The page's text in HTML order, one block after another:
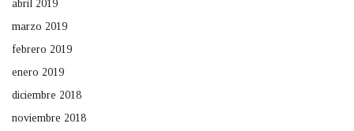
abril 2019
marzo 2019
febrero 2019
enero 2019
diciembre 2018
noviembre 2018